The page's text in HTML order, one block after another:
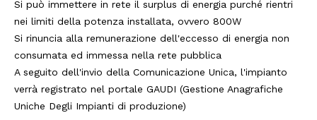
Si può immettere in rete il surplus di energia purché rientri
nei limiti della potenza installata, ovvero 800W
Si rinuncia alla remunerazione dell'eccesso di energia non
consumata ed immessa nella rete pubblica
A seguito dell'invio della Comunicazione Unica, l'impianto
verrà registrato nel portale GAUDI (Gestione Anagrafiche
Uniche Degli Impianti di produzione)